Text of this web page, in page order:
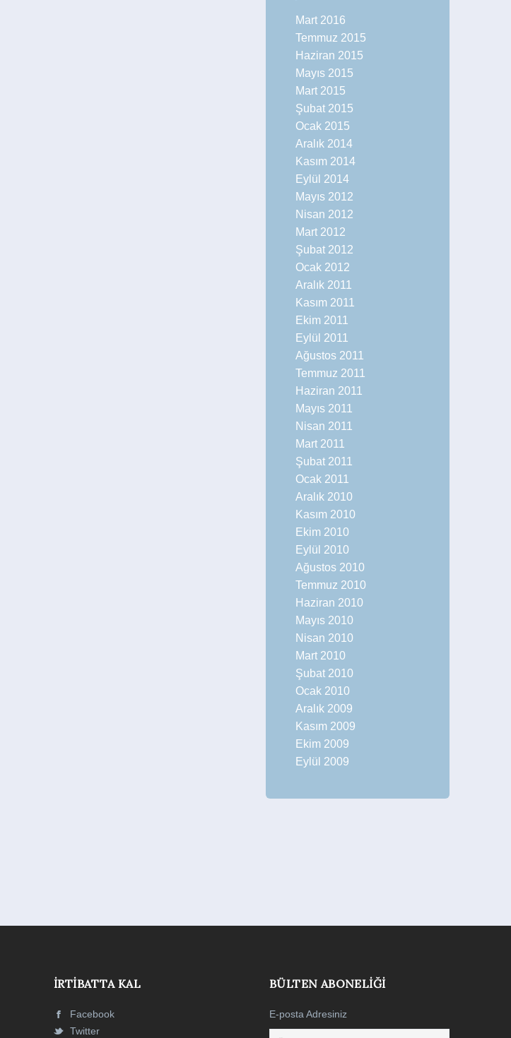
Mart 2016
Temmuz 2015
Haziran 2015
Mayıs 2015
Mart 2015
Şubat 2015
Ocak 2015
Aralık 2014
Kasım 2014
Eylül 2014
Mayıs 2012
Nisan 2012
Mart 2012
Şubat 2012
Ocak 2012
Aralık 2011
Kasım 2011
Ekim 2011
Eylül 2011
Ağustos 2011
Temmuz 2011
Haziran 2011
Mayıs 2011
Nisan 2011
Mart 2011
Şubat 2011
Ocak 2011
Aralık 2010
Kasım 2010
Ekim 2010
Eylül 2010
Ağustos 2010
Temmuz 2010
Haziran 2010
Mayıs 2010
Nisan 2010
Mart 2010
Şubat 2010
Ocak 2010
Aralık 2009
Kasım 2009
Ekim 2009
Eylül 2009
İRTIBATTA KAL
Facebook
Twitter
BÜLTEN ABONELIĞI
E-posta Adresiniz